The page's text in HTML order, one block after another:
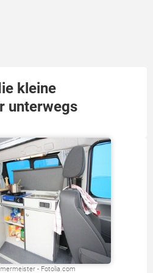
kleine
unterwegs
- Fotolia.com